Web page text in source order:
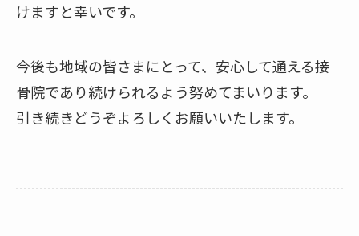
けますと幸いです。
今後も地域の皆さまにとって、安心して通える接
骨院であり続けられるよう努めてまいります。
引き続きどうぞよろしくお願いいたします。